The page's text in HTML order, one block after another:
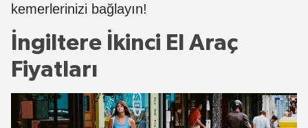
kemerlerinizi bağlayın!
İngiltere İkinci El Araç
Fiyatları